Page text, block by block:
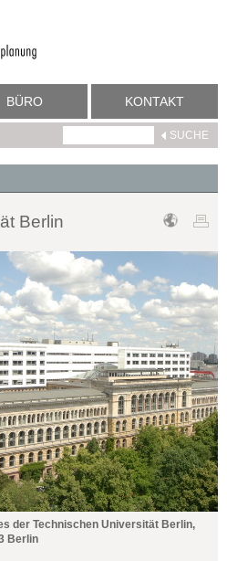
BÜRO KONTAKT
Berlin
der Technischen Universität Berlin,
Berlin